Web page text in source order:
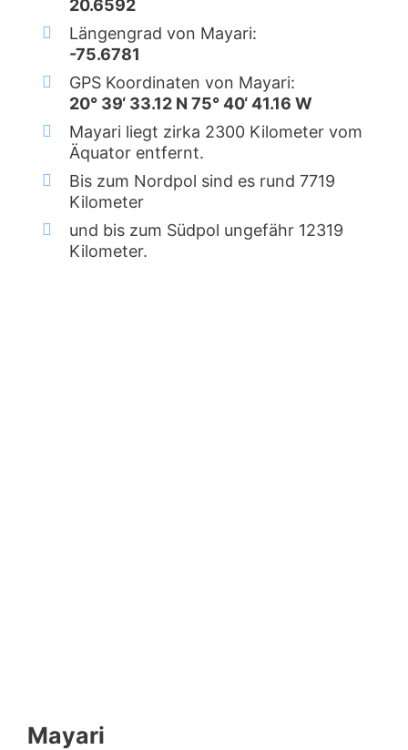
20.6592
Längengrad von Mayari:
-75.6781
GPS Koordinaten von Mayari:
20° 39‘ 33.12 N 75° 40‘ 41.16 W
Mayari liegt zirka 2300 Kilometer vom
Äquator entfernt.
Bis zum Nordpol sind es rund 7719
Kilometer
und bis zum Südpol ungefähr 12319
Kilometer.
Mayari